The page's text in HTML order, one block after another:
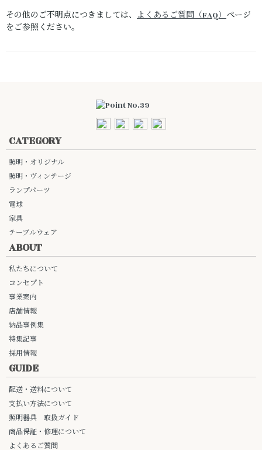
その他のご不明点につきましては、 よくあるご質問（FAQ）ページ
をご参照ください。
CATEGORY
照明・オリジナル
照明・ヴィンテージ
ランプパーツ
電球
家具
テーブルウェア
ABOUT
私たちについて
コンセプト
事業案内
店舗情報
納品事例集
特集記事
採用情報
GUIDE
配送・送料について
支払い方法について
照明器具 取扱ガイド
商品保証・修理について
よくあるご質問